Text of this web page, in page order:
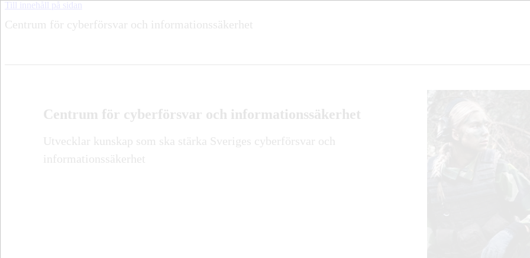
Till innehåll på sidan
Centrum för cyberförsvar och informationssäkerhet
Centrum för cyberförsvar och informationssäkerhet
Utvecklar kunskap som ska stärka Sveriges cyberförsvar och
informationssäkerhet